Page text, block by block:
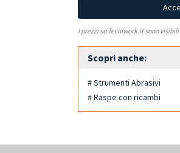
I prezzi su Tecniwork.it sono
Scopri anche:
# Strumenti Abrasivi
# Raspe con ricambi